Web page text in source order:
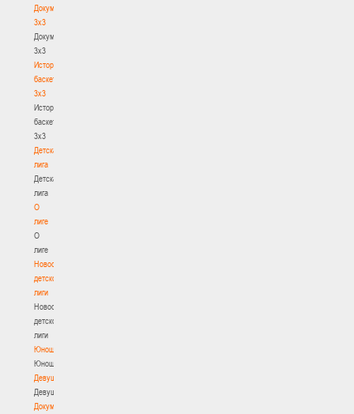
Документы
3х3
Документы
3х3
История
баскетбола
3х3
История
баскетбола
3х3
Детская
лига
Детская
лига
О
лиге
О
лиге
Новости
детской
лиги
Новости
детской
лиги
Юноши
Юноши
Девушки
Девушки
Документы